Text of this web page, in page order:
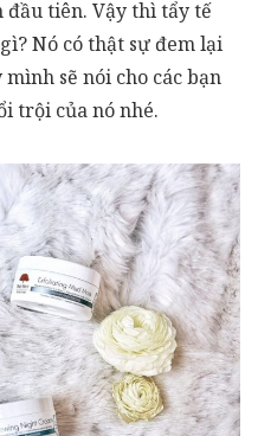
tiên. Vậy thì tẩy tế
Nó có thật sự đem lại
sẽ nói cho các bạn
trội của nó nhé.